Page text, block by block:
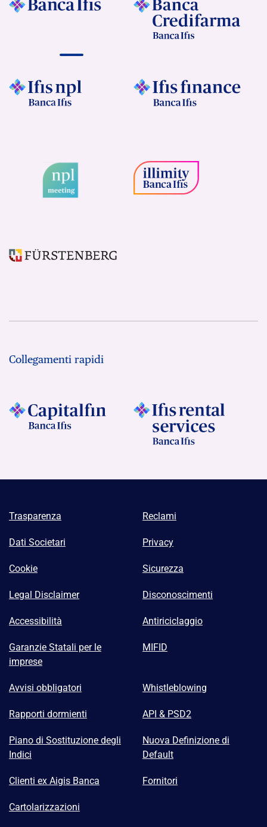
Collegamenti rapidi
Trasparenza Reclami
Dati Societari Privacy
Cookie Sicurezza
Legal Disclaimer Disconoscimenti
Accessibilità Antiriciclaggio
Garanzie Statali per le
imprese
MIFID
Avvisi obbligatori Whistleblowing
Rapporti dormienti API & PSD2
Piano di Sostituzione degli
Indici
Nuova Definizione di
Default
Clienti ex Aigis Banca Fornitori
Cartolarizzazioni